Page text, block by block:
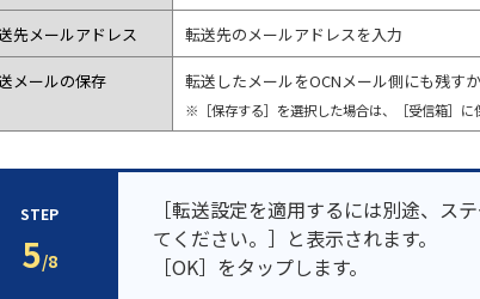
先メールアドレス 転送先のメールアドレスを入力
メールの保存 転送したメールをOCNメール側にも残す
※［保存する］を選択した場合は、［受信箱］に
STEP
5/8
［転送設定を適用するには別途、ス
てください。］と表示されます。
［OK］をタップします。